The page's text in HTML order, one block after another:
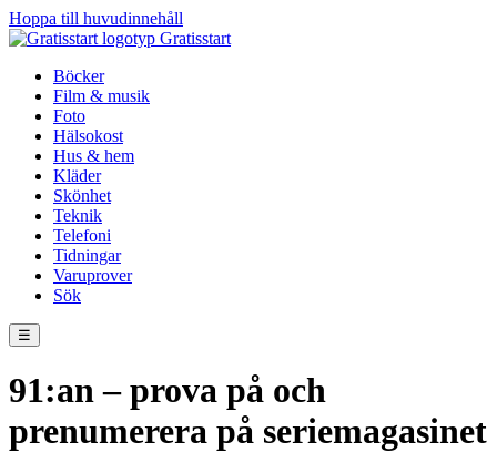
Hoppa till huvudinnehåll
Gratisstart
Böcker
Film & musik
Foto
Hälsokost
Hus & hem
Kläder
Skönhet
Teknik
Telefoni
Tidningar
Varuprover
Sök
☰
91:an – prova på och
prenumerera på seriemagasinet